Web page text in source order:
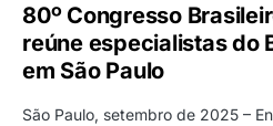
80º Congresso
reúne especialistas do
em São Paulo
São Paulo, setembro de 2025 –